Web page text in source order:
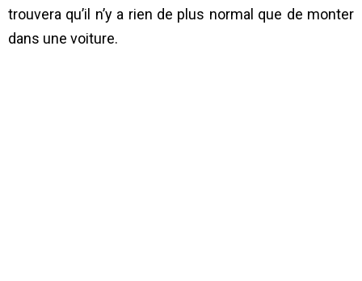
trouvera qu’il n’y a rien de plus normal que de monter
dans une voiture.